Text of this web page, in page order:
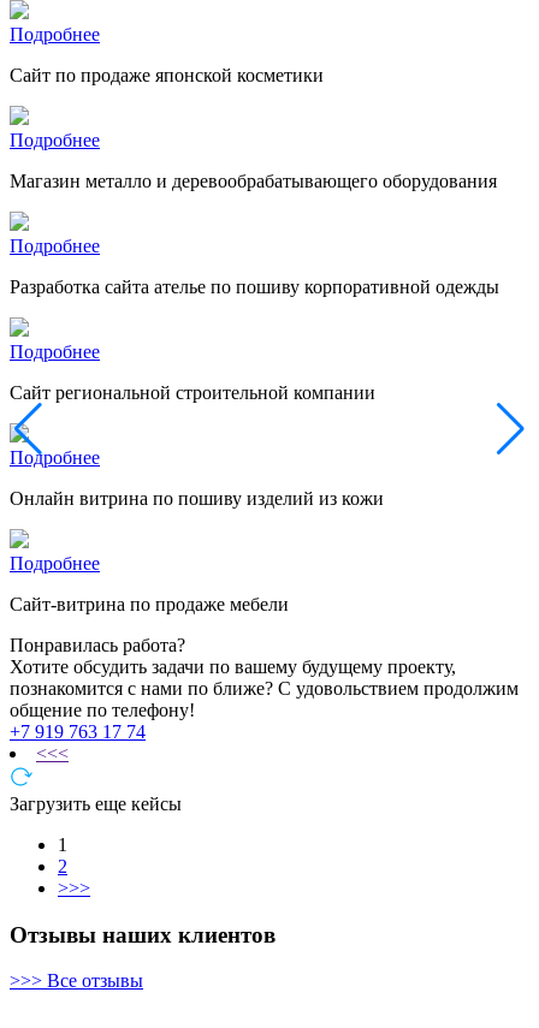
Подробнее
Сайт по продаже японской косметики
Подробнее
Магазин металло и деревообрабатывающего оборудования
Подробнее
Разработка сайта ателье по пошиву корпоративной одежды
Подробнее
Сайт региональной строительной компании
Подробнее
Онлайн витрина по пошиву изделий из кожи
Подробнее
Сайт-витрина по продаже мебели
Понравилась работа?
Хотите обсудить задачи по вашему будущему проекту,
познакомится с нами по ближе? С удовольствием продолжим
общение по телефону!
+7 919 763 17 74
<<<
Загрузить еще кейсы
1
2
>>>
Отзывы наших клиентов
>>> Все отзывы